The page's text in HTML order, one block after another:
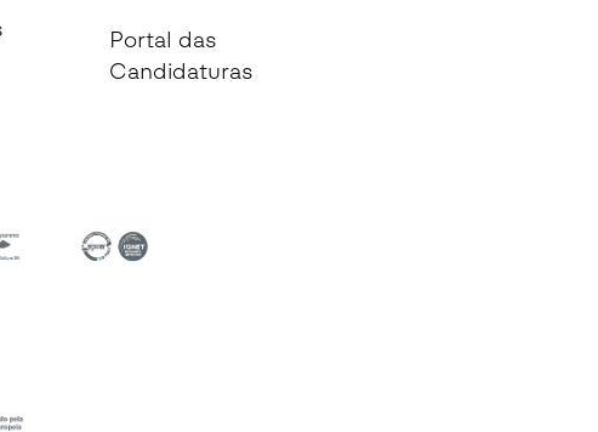
Portal das
Candidaturas